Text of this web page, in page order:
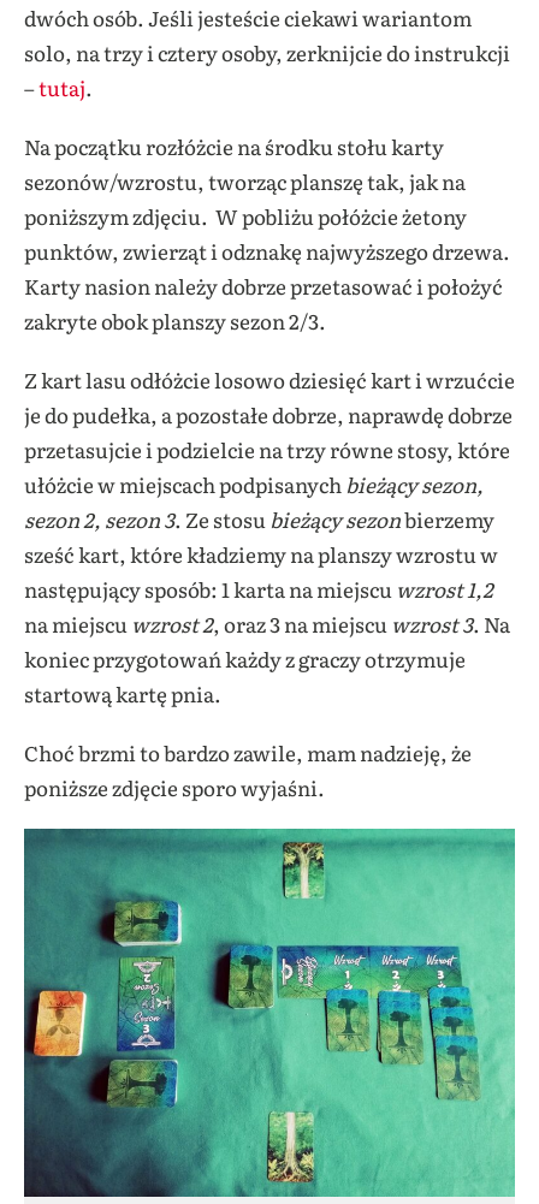
dwóch osób. Jeśli jesteście ciekawi wariantom
solo, na trzy i cztery osoby, zerknijcie do instrukcji
–tutaj.
Na początku rozłóżcie na środku stołu karty
sezonów/wzrostu, tworząc planszę tak, jak na
poniższym zdjęciu. W pobliżu połóżcie żetony
punktów, zwierząt i odznakę najwyższego drzewa.
Karty nasion należy dobrze przetasować i położyć
zakryte obok planszy sezon 2/3.
Z kart lasu odłóżcie losowo dziesięć kart i wrzućcie
je do pudełka, a pozostałe dobrze, naprawdę dobrze
przetasujcie i podzielcie na trzy równe stosy, które
ułóżcie w miejscach podpisanych bieżący sezon,
sezon 2, sezon 3. Ze stosu bieżący sezonbierzemy
sześć kart, które kładziemy na planszy wzrostu w
następujący sposób: 1 karta na miejscu wzrost 1,2
na miejscu wzrost 2, oraz 3 na miejscu wzrost 3. Na
koniec przygotowań każdy z graczy otrzymuje
startową kartę pnia.
Choć brzmi to bardzo zawile, mam nadzieję, że
poniższe zdjęcie sporo wyjaśni.